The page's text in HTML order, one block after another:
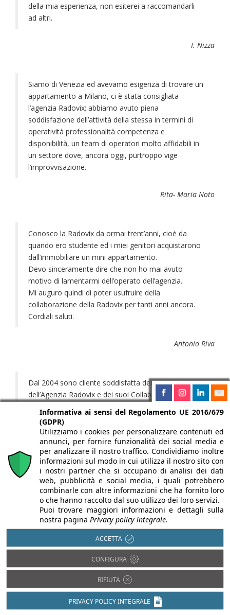
della mia esperienza, non esiterei a raccomandarli
ad altri.
I. Nizza
Siamo di Venezia ed avevamo esigenza di trovare un
appartamento a Milano, ci è stata consigliata
l’agenzia Radovix; abbiamo avuto piena
soddisfazione dell’attività della stessa in termini di
operatività professionalità competenza e
disponibilità, un team di operatori molto affidabili in
un settore dove, ancora oggi, purtroppo vige
l’improvvisazione.
Rita- Maria Noto
Conosco la Radovix da ormai trent’anni, cioè da
quando ero studente ed i miei genitori acquistarono
dall’immobiliare un mini appartamento.
Devo sinceramente dire che non ho mai avuto
motivo di lamentarmi dell’operato dell’agenzia.
Mi auguro quindi di poter usufruire della
collaborazione della Radovix per tanti anni ancora.
Cordiali saluti.
Antonio Riva
Dal 2004 sono cliente soddisfatta dell’operato
dell’Agenzia Radovix e dei suoi Collaboratori.
Negli ultimi 5 anni ho avuto modo di avvalermi dei
servizi dell’Agenzia Radovix : professionalità ed
esperienza non sono mai mancate.
Giuseppe Ballarani
Cosa posso dire dell’ Agenzia Radovix… ??
Che all’inizio si può guardare da “fuori” con un po’ di
perplessità… una persona comune conosce i nomi
più famosi delle catene di agenzie immobiliari….è
naturale avere qualche dubbio…
Le belle insegne e le luminose vetrine però invitano
Informativa ai sensi del Regolamento UE 2016/679
(GDPR)
Utilizziamo i cookies per personalizzare contenuti ed
annunci, per fornire funzionalità dei social media e
per analizzare il nostro traffico. Condividiamo inoltre
informazioni sul modo in cui utilizza il nostro sito con
i nostri partner che si occupano di analisi dei dati
web, pubblicità e social media, i quali potrebbero
combinarle con altre informazioni che ha fornito loro
o che hanno raccolto dal suo utilizzo dei loro servizi.
Puoi trovare maggiori informazioni e dettagli sulla
nostra pagina Privacy policy integrale.
ACCETTA
CONFIGURA
RIFIUTA
PRIVACY POLICY INTEGRALE